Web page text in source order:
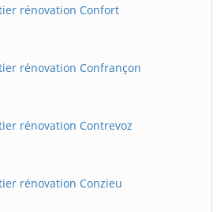
rénovation Confort
rénovation Confrançon
rénovation Contrevoz
rénovation Conzieu